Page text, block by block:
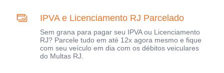
IPVA e Licenciamento RJ Parcelado
Sem grana para pagar seu IPVA ou Licenciamento
RJ? Parcele tudo em até 12x agora mesmo e fique
com seu veículo em dia com os débitos veiculares
do Multas RJ.